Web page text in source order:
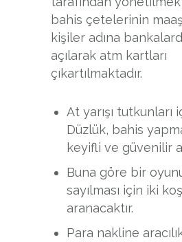
bahis çetelerinin
kişiler adına
açılarak atm kartları
çıkartılmaktadır.
At yarışı tutkunları
Düzlük, bahis
keyifli ve güvenilir
Buna göre bir
sayılması için iki
aranacaktır.
Para nakline